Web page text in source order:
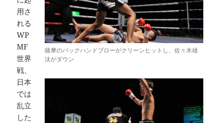
薩摩のバックハンドブローがクリーンヒットし、佐々木雄
汰がダウン
用さ
れる
WP
MF
世界
戦、
日本
では
乱立
した